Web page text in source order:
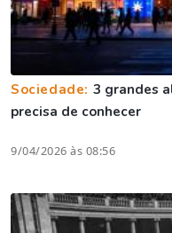
Sociedade: 3 grandes
precisa de conhecer
9/04/2026 às 08:56